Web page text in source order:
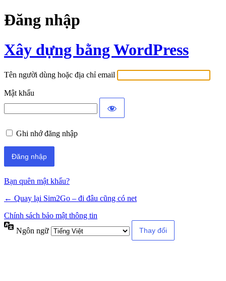
Đăng nhập
Xây dựng bằng WordPress
Tên người dùng hoặc địa chỉ email
Mật khẩu
Ghi nhớ đăng nhập
Bạn quên mật khẩu?
← Quay lại Sim2Go – đi đâu cũng có net
Chính sách bảo mật thông tin
Ngôn ngữ